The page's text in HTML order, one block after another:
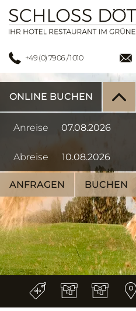
+49 (0) 7906 / 1010
ONLINE BUCHEN
Anreise
Abreise
ANFRAGEN BUCHEN